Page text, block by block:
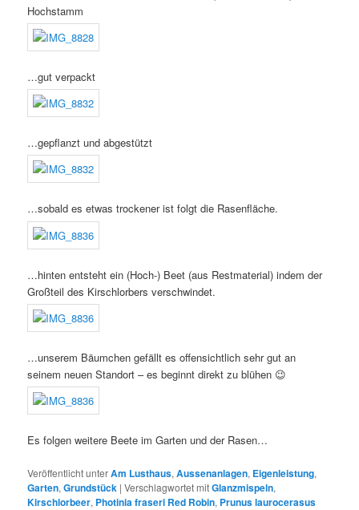
Hochstamm
…gut verpackt
…gepflanzt und abgestützt
…sobald es etwas trockener ist folgt die Rasenfläche.
…hinten entsteht ein (Hoch-) Beet (aus Restmaterial) indem der
Großteil des Kirschlorbers verschwindet.
…unserem Bäumchen gefällt es offensichtlich sehr gut an
seinem neuen Standort – es beginnt direkt zu blühen 😉
Es folgen weitere Beete im Garten und der Rasen…
Veröffentlicht unterAm Lusthaus,Aussenanlagen, Eigenleistung,
Garten,Grundstück |Verschlagwortet mitGlanzmispeln,
Kirschlorbeer, Photinia fraseri Red Robin, Prunus laurocerasus